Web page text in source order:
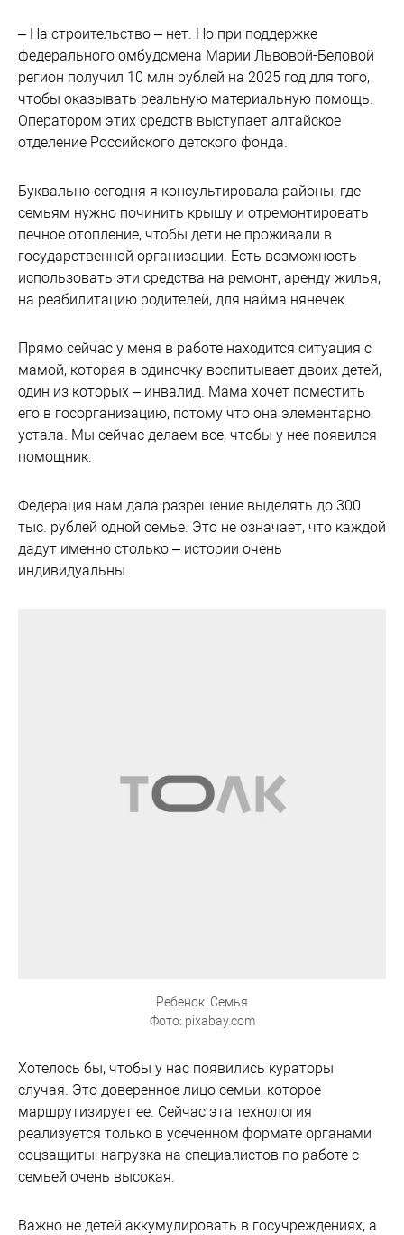
– На строительство – нет. Но при поддержке
федерального омбудсмена Марии Львовой-Беловой
регион получил 10 млн рублей на 2025 год для того,
чтобы оказывать реальную материальную помощь.
Оператором этих средств выступает алтайское
отделение Российского детского фонда.
Буквально сегодня я консультировала районы, где
семьям нужно починить крышу и отремонтировать
печное отопление, чтобы дети не проживали в
государственной организации. Есть возможность
использовать эти средства на ремонт, аренду жилья,
на реабилитацию родителей, для найма нянечек.
Прямо сейчас у меня в работе находится ситуация с
мамой, которая в одиночку воспитывает двоих детей,
один из которых – инвалид. Мама хочет поместить
его в госорганизацию, потому что она элементарно
устала. Мы сейчас делаем все, чтобы у нее появился
помощник.
Федерация нам дала разрешение выделять до 300
тыс. рублей одной семье. Это не означает, что каждой
дадут именно столько – истории очень
индивидуальны.
Ребенок. Семья
Фото: pixabay.com
Хотелось бы, чтобы у нас появились кураторы
случая. Это доверенное лицо семьи, которое
маршрутизирует ее. Сейчас эта технология
реализуется только в усеченном формате органами
соцзащиты: нагрузка на специалистов по работе с
семьей очень высокая.
Важно не детей аккумулировать в госучреждениях, а